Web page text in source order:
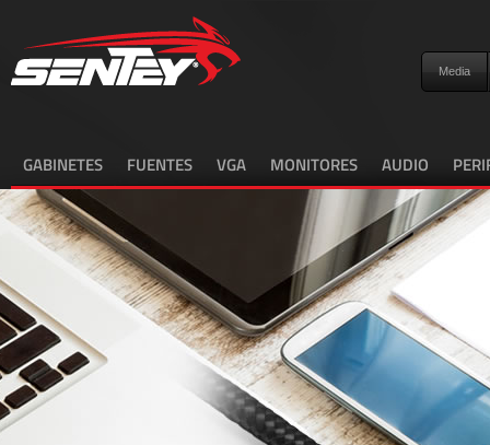
Media
GABINETES FUENTES VGA MONITORES AUDIO